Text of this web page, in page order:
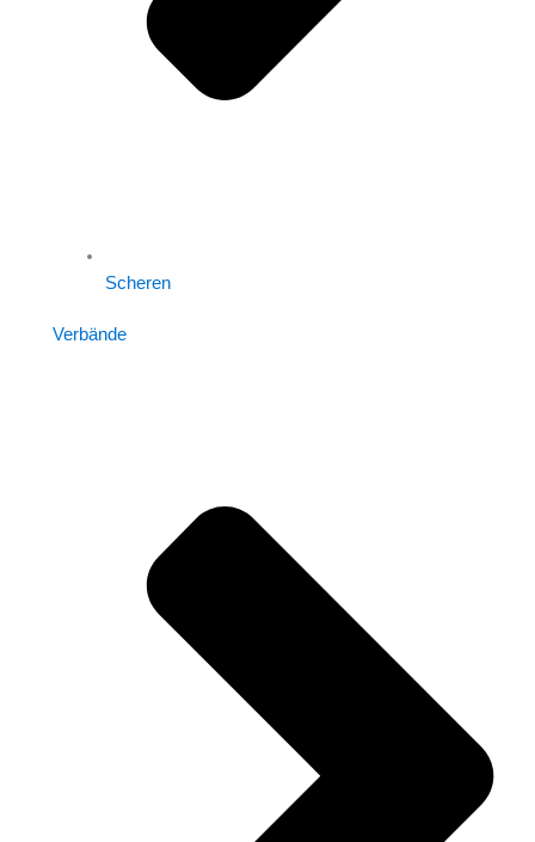
Scheren
Verbände